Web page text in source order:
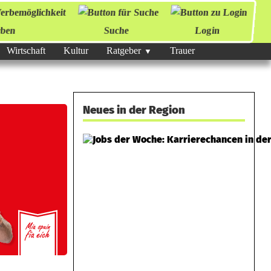
Suche
Login
Wirtschaft
Kultur Ratgeber Trauer
Neues in der Region